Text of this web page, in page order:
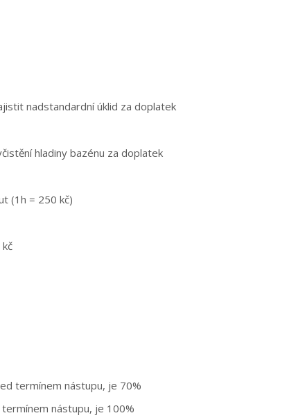
nadstandardní úklid za doplatek
hladiny bazénu za doplatek
(1h = 250 kč)
termínem nástupu, je 70%
nástupu, je 100%